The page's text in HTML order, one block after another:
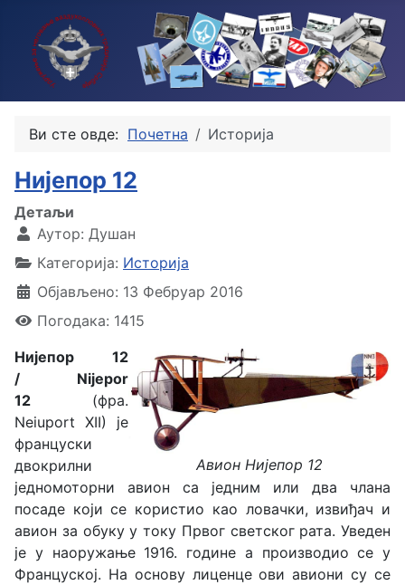
Ви сте овде: Почетна Историја
Нијепор 12
Детаљи
Аутор: Душан
Категорија: Историја
Објављено: 13 Фебруар 2016
Погодака: 1415
Авион Нијепор 12
Нијепор 12
/ Nijepor
12 (фра.
Neiuport XII) је
француски
двокрилни
једномоторни авион са једним или два члана
посаде који се користио као ловачки, извиђач и
авион за обуку у току Првог светског рата. Уведен
је у наоружање 1916. године а производио се у
Француској. На основу лиценце ови авиони су се